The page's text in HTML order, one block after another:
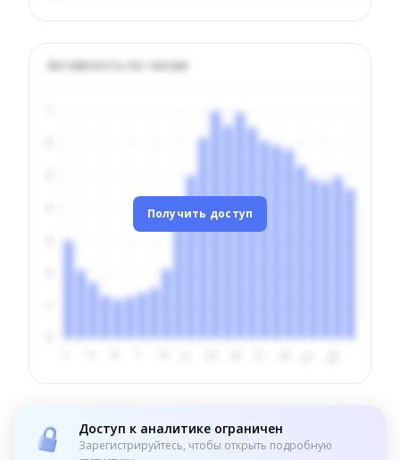
Активность по часам
Получить доступ
Доступ к аналитике ограничен
Зарегистрируйтесь, чтобы открыть подробную